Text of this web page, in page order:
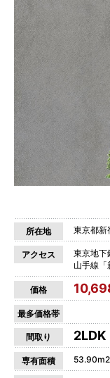
所在地 東京都
アクセス
東京地下
山手線「
価格
最多価格帯
間取り 2LDK
専有面積